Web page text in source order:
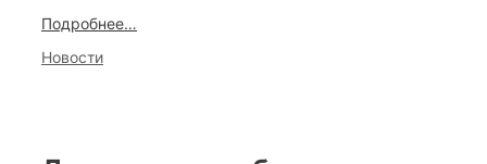
Подробнее…
Categories
Новости